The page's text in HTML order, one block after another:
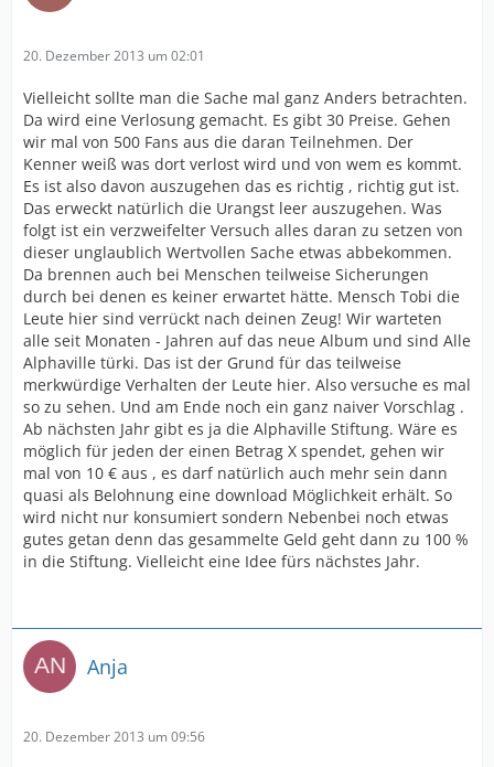
20. Dezember 2013 um 02:01
Vielleicht sollte man die Sache mal ganz Anders betrachten.
Da wird eine Verlosung gemacht. Es gibt 30 Preise. Gehen
wir mal von 500 Fans aus die daran Teilnehmen. Der
Kenner weiß was dort verlost wird und von wem es kommt.
Es ist also davon auszugehen das es richtig , richtig gut ist.
Das erweckt natürlich die Urangst leer auszugehen. Was
folgt ist ein verzweifelter Versuch alles daran zu setzen von
dieser unglaublich Wertvollen Sache etwas abbekommen.
Da brennen auch bei Menschen teilweise Sicherungen
durch bei denen es keiner erwartet hätte. Mensch Tobi die
Leute hier sind verrückt nach deinen Zeug! Wir warteten
alle seit Monaten - Jahren auf das neue Album und sind Alle
Alphaville türki. Das ist der Grund für das teilweise
merkwürdige Verhalten der Leute hier. Also versuche es mal
so zu sehen. Und am Ende noch ein ganz naiver Vorschlag .
Ab nächsten Jahr gibt es ja die Alphaville Stiftung. Wäre es
möglich für jeden der einen Betrag X spendet, gehen wir
mal von 10 € aus , es darf natürlich auch mehr sein dann
quasi als Belohnung eine download Möglichkeit erhält. So
wird nicht nur konsumiert sondern Nebenbei noch etwas
gutes getan denn das gesammelte Geld geht dann zu 100 %
in die Stiftung. Vielleicht eine Idee fürs nächstes Jahr.
Anja
20. Dezember 2013 um 09:56